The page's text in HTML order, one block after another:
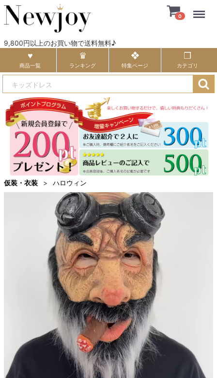
9,800円以上のお買い物で送料無料♪
0
商品一覧 ランキング 特集ページ カテゴリ
仮装・衣装 ハロウィン